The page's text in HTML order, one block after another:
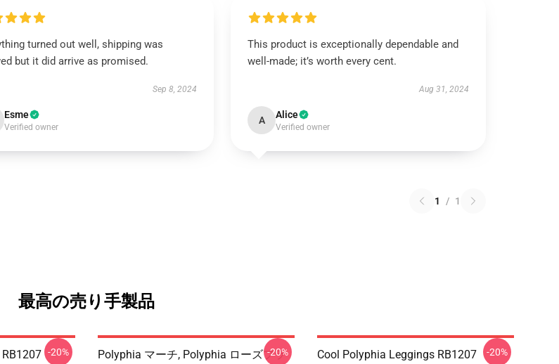
turned out well, shipping was
but it did arrive as promised.
Sep 8, 2024
Esme
Verified owner
This product is exceptionally dependable and
well-made; it’s worth every cent.
Aug 31, 2024
A Alice
Verified owner
1 / 1
最高の売り手製品
-20%
Polyphia マーチ, Polyphia ローズフラ
-20% Cool Polyphia Leggings RB1207 -20%